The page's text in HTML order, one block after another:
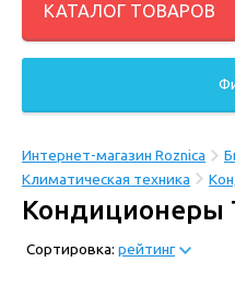
КАТАЛОГ ТОВАРОВ
Интернет-магазин Roznica
Климатическая техника
Кондиционеры
Сортировка: рейтинг